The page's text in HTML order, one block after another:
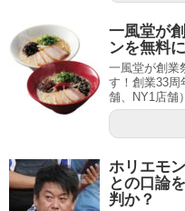
一風堂が
ンを無料
一風堂が創業
す！創業33周
舗、NY1店舗
ホリエモ
との口論
判か？